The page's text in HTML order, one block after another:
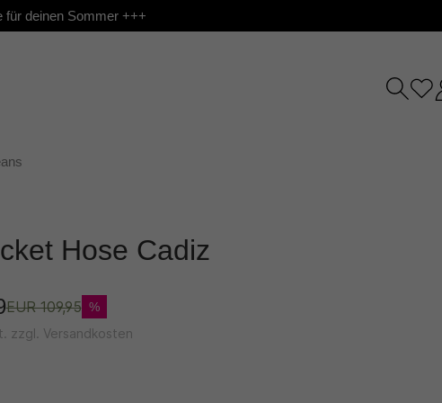
für deinen Sommer +++
Hose Cadiz
EUR 109,95 %
zzgl. Versandkosten